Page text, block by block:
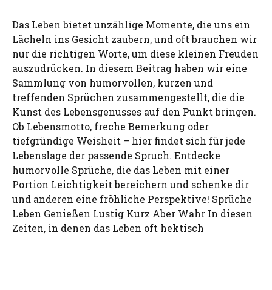
Das Leben bietet unzählige Momente, die uns ein
Lächeln ins Gesicht zaubern, und oft brauchen wir
nur die richtigen Worte, um diese kleinen Freuden
auszudrücken. In diesem Beitrag haben wir eine
Sammlung von humorvollen, kurzen und
treffenden Sprüchen zusammengestellt, die die
Kunst des Lebensgenusses auf den Punkt bringen.
Ob Lebensmotto, freche Bemerkung oder
tiefgründige Weisheit – hier findet sich für jede
Lebenslage der passende Spruch. Entdecke
humorvolle Sprüche, die das Leben mit einer
Portion Leichtigkeit bereichern und schenke dir
und anderen eine fröhliche Perspektive! Sprüche
Leben Genießen Lustig Kurz Aber Wahr In diesen
Zeiten, in denen das Leben oft hektisch